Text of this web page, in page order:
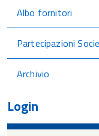
Albo fornitori
Partecipazioni
Archivio
Login